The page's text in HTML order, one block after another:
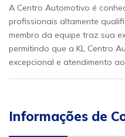
A Centro Automotivo é
profissionais altamente
membro da equipe traz sua
permitindo que a KL Centro
excepcional e atendimento
Informações de